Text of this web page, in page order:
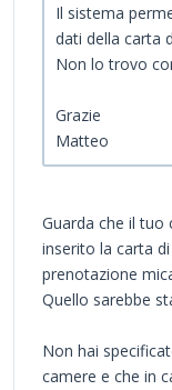
Il sistema
dati della carta
Non lo trovo
Grazie
Matteo
Guarda che il tuo
inserito la carta
prenotazione
Quello sarebbe
Non hai
camere e che in